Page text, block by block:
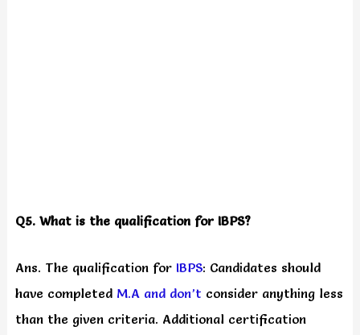
Q5. What is the qualification for IBPS?
Ans. The qualification for IBPS: Candidates should
have completed M.A and don’t consider anything less
than the given criteria. Additional certification